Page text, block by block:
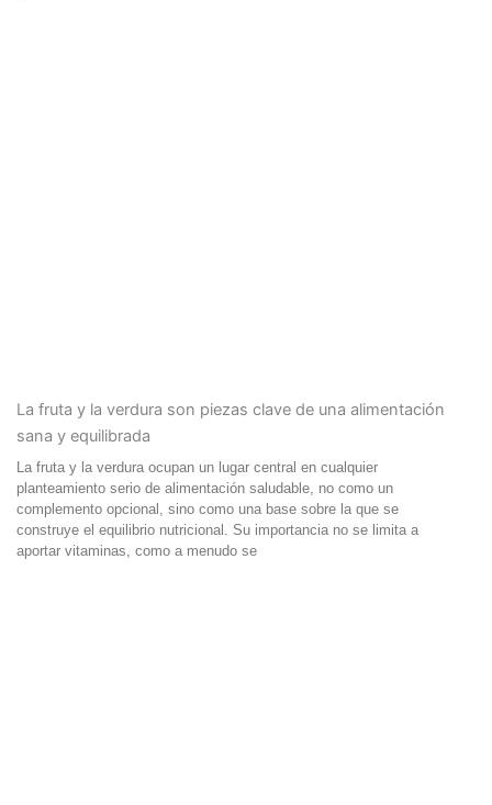
La fruta y la verdura son piezas clave de una alimentación
sana y equilibrada
La fruta y la verdura ocupan un lugar central en cualquier
planteamiento serio de alimentación saludable, no como un
complemento opcional, sino como una base sobre la que se
construye el equilibrio nutricional. Su importancia no se limita a
aportar vitaminas, como a menudo se